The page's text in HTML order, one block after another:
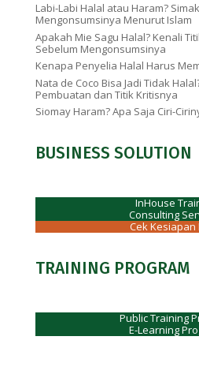
Labi-Labi Halal atau Haram?
Mengonsumsinya Menurut Islam
Apakah Mie Sagu Halal? Kenali
Sebelum Mengonsumsinya
Kenapa Penyelia Halal Harus
Nata de Coco Bisa Jadi Tidak
Pembuatan dan Titik Kritisnya
Siomay Haram? Apa Saja Ciri-
BUSINESS SOLUTION
InHouse
Consulting
Cek Kesiapan
TRAINING PROGRAM
Public Training
E-Learning